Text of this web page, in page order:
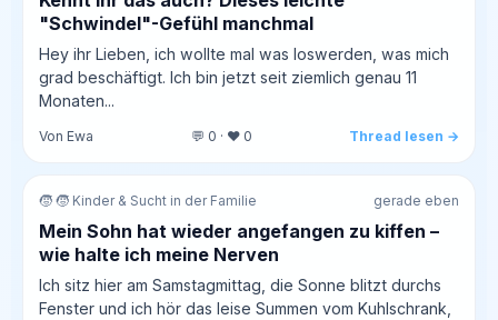
"Schwindel"-Gefühl manchmal
Hey ihr Lieben, ich wollte mal was loswerden, was mich
grad beschäftigt. Ich bin jetzt seit ziemlich genau 11
Monaten...
Von Ewa 💬 0 · ❤️ 0 Thread lesen →
🧒 🧒 Kinder & Sucht in der Familie gerade eben
Mein Sohn hat wieder angefangen zu kiffen –
wie halte ich meine Nerven
Ich sitz hier am Samstagmittag, die Sonne blitzt durchs
Fenster und ich hör das leise Summen vom Kuhlschrank,